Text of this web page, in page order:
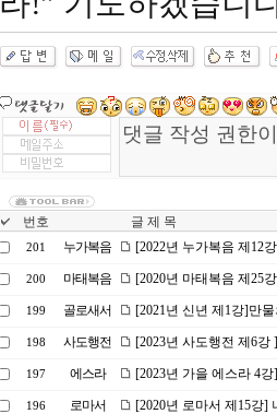
번호 글 제 목
201 누가복음 [2022년 누가복음 제12
200 마태복음 [2020년 마태복음 제25
199 골로새서 [2021년 신년 제1강]만
198 사도행전 [2023년 사도행전 제6
197 에스라 [2023년 가을 에스라 4
196 로마서 [2020년 로마서 제15강]